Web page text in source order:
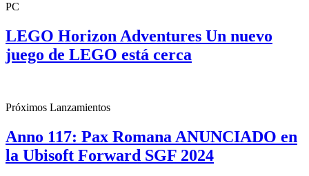
PC
LEGO Horizon Adventures Un nuevo
juego de LEGO está cerca
Próximos Lanzamientos
Anno 117: Pax Romana ANUNCIADO en
la Ubisoft Forward SGF 2024